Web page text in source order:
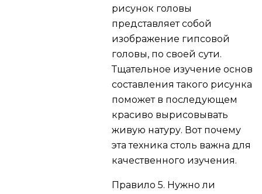
рисунок головы
представляет собой
изображение гипсовой
головы, по своей сути.
Тщательное изучение основ
составления такого рисунка
поможет в последующем
красиво вырисовывать
живую натуру. Вот почему
эта техника столь важна для
качественного изучения.
Правило 5. Нужно ли